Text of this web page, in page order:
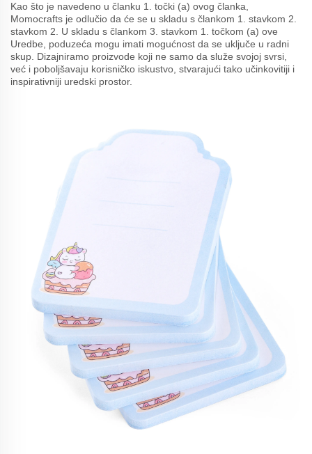
Kao što je navedeno u članku 1. točki (a) ovog članka,
Momocrafts je odlučio da će se u skladu s člankom 1. stavkom 2.
stavkom 2. U skladu s člankom 3. stavkom 1. točkom (a) ove
Uredbe, poduzeća mogu imati mogućnost da se uključe u radni
skup. Dizajniramo proizvode koji ne samo da služe svojoj svrsi,
već i poboljšavaju korisničko iskustvo, stvarajući tako učinkovitiji i
inspirativniji uredski prostor.